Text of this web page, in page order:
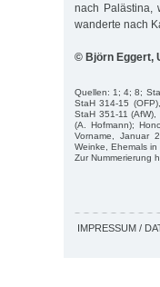
nach Palästina,
wanderte nach
© Björn Eggert,
Quellen: 1; 4; 8;
StaH 314-15
StaH 351-11
(A. Hofmann);
Vorname, Januar
Weinke, Ehemals
Zur Nummerierung
IMPRESSUM /